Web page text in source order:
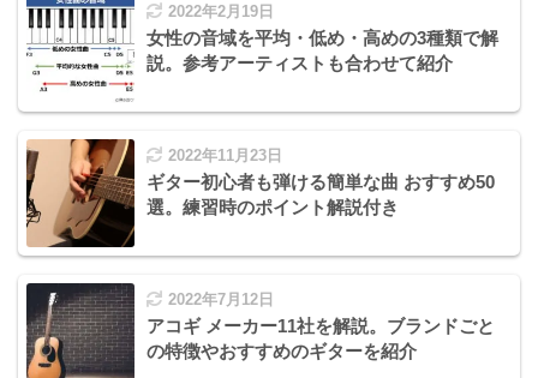
2022年2月19日
女性の音域を平均・低め・高めの3種類で解
説。参考アーティストも合わせて紹介
2022年11月23日
ギター初心者も弾ける簡単な曲 おすすめ50
選。練習時のポイント解説付き
2022年7月12日
アコギ メーカー11社を解説。ブランドごと
の特徴やおすすめのギターを紹介